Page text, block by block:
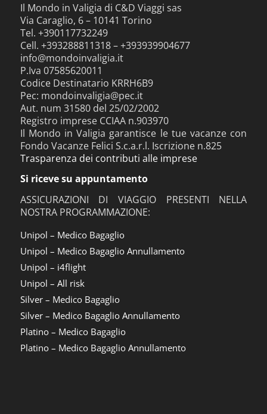
Il Mondo in Valigia di C&D Viaggi sas
Via Caraglio, 6 – 10141 Torino
Tel. +390117732249
Cell. +393288811318 – +393939904677
info@mondoinvaligia.it
P.Iva 07585620011
Codice Destinatario KRRH6B9
Pec: mondoinvaligia@pec.it
Aut. num 31580 del 25/02/2002
Registro imprese CCIAA n.903970
Il Mondo in Valigia garantisce le tue vacanze con
Fondo Vacanze Felici S.c.a.r.l. Iscrizione n.825
Trasparenza dei contributi alle imprese
Si riceve su appuntamento
ASSICURAZIONI DI VIAGGIO PRESENTI NELLA
NOSTRA PROGRAMMAZIONE:
Unipol – Medico Bagaglio
Unipol – Medico Bagaglio Annullamento
Unipol – i4flight
Unipol – All risk
Silver – Medico Bagaglio
Silver – Medico Bagaglio Annullamento
Platino – Medico Bagaglio
Platino – Medico Bagaglio Annullamento